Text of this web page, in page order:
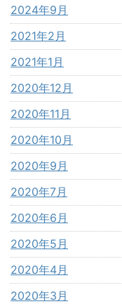
2024年9月
2021年2月
2021年1月
2020年12月
2020年11月
2020年10月
2020年9月
2020年7月
2020年6月
2020年5月
2020年4月
2020年3月